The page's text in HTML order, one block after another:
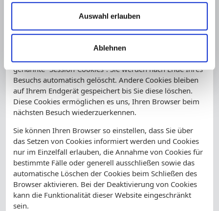
Auswahl erlauben
Ablehnen
sicherer zu machen. Cookies sind kleine Textdateien, die
auf Ihrem Rechner abgelegt werden und die Ihr Browser
genannte “Session-Cookies”. Sie werden nach Ende Ihres
Besuchs automatisch gelöscht. Andere Cookies bleiben
auf Ihrem Endgerät gespeichert bis Sie diese löschen.
Diese Cookies ermöglichen es uns, Ihren Browser beim
nächsten Besuch wiederzuerkennen.
Sie können Ihren Browser so einstellen, dass Sie über
das Setzen von Cookies informiert werden und Cookies
nur im Einzelfall erlauben, die Annahme von Cookies für
bestimmte Fälle oder generell ausschließen sowie das
automatische Löschen der Cookies beim Schließen des
Browser aktivieren. Bei der Deaktivierung von Cookies
kann die Funktionalität dieser Website eingeschränkt
sein.